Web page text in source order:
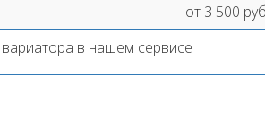
от 3 500
в нашем сервисе